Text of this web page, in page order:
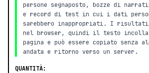
persone segnaposto, bozze di
e record di test in cui i dati
sarebbero inappropriati. I risultati
nel browser, quindi il testo
pagina e può essere copiato senza
andata e ritorno verso un server.
QUANTITÀ: